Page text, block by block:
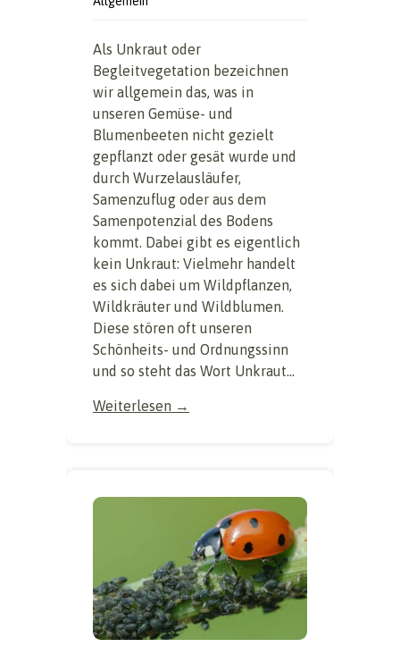
Als Unkraut oder
Begleitvegetation bezeichnen
wir allgemein das, was in
unseren Gemüse- und
Blumenbeeten nicht gezielt
gepflanzt oder gesät wurde und
durch Wurzelausläufer,
Samenzuflug oder aus dem
Samenpotenzial des Bodens
kommt. Dabei gibt es eigentlich
kein Unkraut: Vielmehr handelt
es sich dabei um Wildpflanzen,
Wildkräuter und Wildblumen.
Diese stören oft unseren
Schönheits- und Ordnungssinn
und so steht das Wort Unkraut...
Weiterlesen →